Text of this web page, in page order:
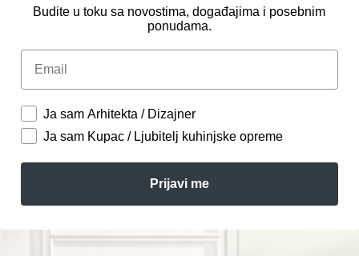
Budite u toku sa novostima, događajima i posebnim
ponudama.
Email
Ja sam Arhitekta / Dizajner
Ja sam Kupac / Ljubitelj kuhinjske opreme
Prijavi me